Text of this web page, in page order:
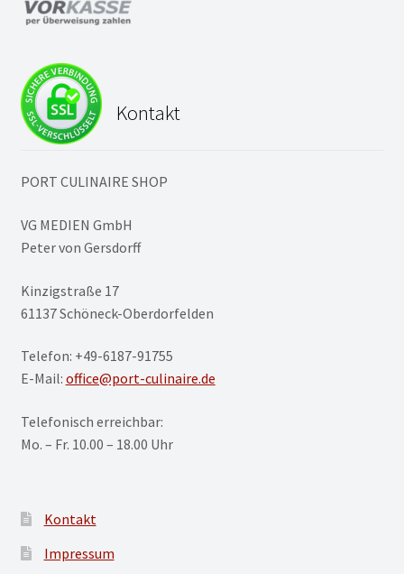
Kontakt
PORT CULINAIRE SHOP
VG MEDIEN GmbH
Peter von Gersdorff
Kinzigstraße 17
61137 Schöneck-Oberdorfelden
Telefon: +49-6187-91755
E-Mail: office@port-culinaire.de
Telefonisch erreichbar:
Mo. – Fr. 10.00 – 18.00 Uhr
Kontakt
Impressum